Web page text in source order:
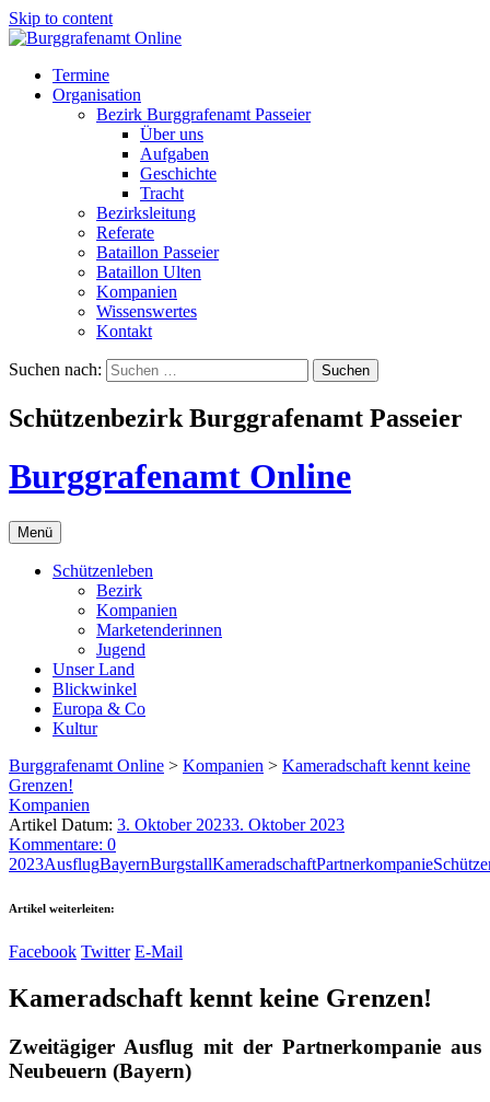
Skip to content
Termine
Organisation
Bezirk Burggrafenamt Passeier
Über uns
Aufgaben
Geschichte
Tracht
Bezirksleitung
Referate
Bataillon Passeier
Bataillon Ulten
Kompanien
Wissenswertes
Kontakt
Suchen nach:
Schützenbezirk Burggrafenamt Passeier
Burggrafenamt Online
Menü
Schützenleben
Bezirk
Kompanien
Marketenderinnen
Jugend
Unser Land
Blickwinkel
Europa & Co
Kultur
Burggrafenamt Online > Kompanien > Kameradschaft kennt keine
Grenzen!
Kompanien
Artikel Datum: 3. Oktober 20233. Oktober 2023
Kommentare: 0
2023AusflugBayernBurgstallKameradschaftPartnerkompanie
Artikel weiterleiten:
Facebook Twitter E-Mail
Kameradschaft kennt keine Grenzen!
Zweitägiger Ausflug mit der Partnerkompanie aus
Neubeuern (Bayern)